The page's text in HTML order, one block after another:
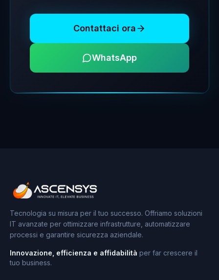
Contattaci ora
WhatsApp
Tecnologia su misura per il tuo successo. Offriamo soluzioni
IT avanzate per ottimizzare infrastrutture, automatizzare
processi e garantire sicurezza aziendale.
Innovazione, efficienza e affidabilità per far crescere il
tuo business.